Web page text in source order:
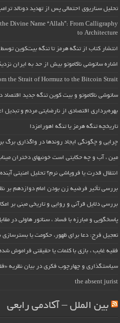
تحلیل سناریوی احتمالی پس از تهدید دونالد
Divine Name “Allah”: From Calligraphy
to Architecture
انتشار کتاب از تنگه هرمز تا تنگه بیت‌کوین
اشاره ساتوشی ناکاموتو بیش از حد به ایران
the Strait of Hormuz to the Bitcoin Strait
ساتوشی ناکاموتو و بیت کوین تنگه جدید اقتصاد
بهره‌برداری اقتصادی از نارضایتی مردم و
تاریخچه تنگه هرمز یا تنگه اهورامزدا
چرایی و چگونگی ایجاد روندها در واگذاری برگ
مین ، آب و چه حکایتی است خونبهای دختران
انتقال قدرت یا فروپاشی نرم؟ تحلیل امنیتی
بررسی تأثیر فرضیه زن بودن امام دوازدهم بر
بررسی دلایل قرآنی و روایی و تاریخی مبنی
پاسخگویی و مبارزه با فساد ، سناتور هاولی در
تعجیل فرج: دعا برای ظهور، حکومت یا بسترسازی
فقیه غایب ، بازی با کلمات یا حقیقتی فراموش
سیاستگذاری و چهارچوب فکری در بیان نظریه
the absent jurist
بین الملل – آکادمی رابعی